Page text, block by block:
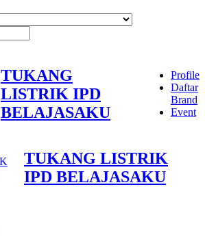
TUKANG
LISTRIK IPD
BELAJASAKU
Profile
Daftar
Brand
Event
TUKANG LISTRIK
IPD BELAJASAKU